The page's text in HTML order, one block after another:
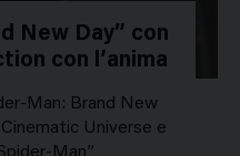
New Day” con
con l’anima
Man: Brand New
Universe e
Man”